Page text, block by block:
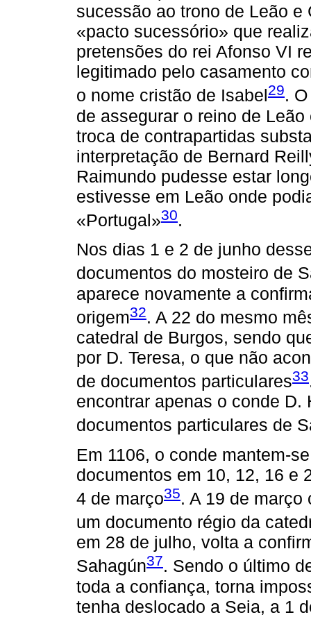
sucessão ao trono de Leão
«pacto sucessório» que
pretensões do rei Afonso VI
legitimado pelo casamento
o nome cristão de Isabel29.
de assegurar o reino de
troca de contrapartidas
interpretação de Bernard
Raimundo pudesse estar
estivesse em Leão onde
«Portugal»30.
Nos dias 1 e 2 de junho
documentos do mosteiro de
aparece novamente a
origem32. A 22 do mesmo
catedral de Burgos, sendo
por D. Teresa, o que não
de documentos particulares33
encontrar apenas o conde D.
documentos particulares de
Em 1106, o conde mantem-
documentos em 10, 12, 16 e
4 de março35. A 19 de março
um documento régio da
em 28 de julho, volta a
Sahagún37. Sendo o último
toda a confiança, torna
tenha deslocado a Seia, a 1